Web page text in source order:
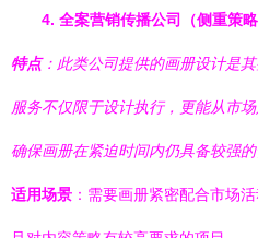
4. 全案营销传播公司（侧重策略
特点：此类公司提供的画册设计是
服务不仅限于设计执行，更能从市
确保画册在紧迫时间内仍具备较强的
适用场景 ：需要画册紧密配合市场